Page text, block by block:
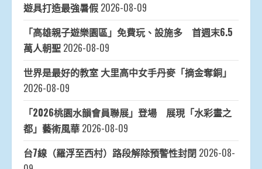
遊具打造最強暑假 2026-08-09
「高雄親子遊樂園區」免費玩、設施多 首週末6.5
萬人朝聖 2026-08-09
世界是最好的教室 大里高中女手丹麥「摘金奪銅」
2026-08-09
「2026桃園水韻會員聯展」登場 展現「水彩畫之
都」藝術風華 2026-08-09
台7線（羅浮至西村）路段解除預警性封閉 2026-08-